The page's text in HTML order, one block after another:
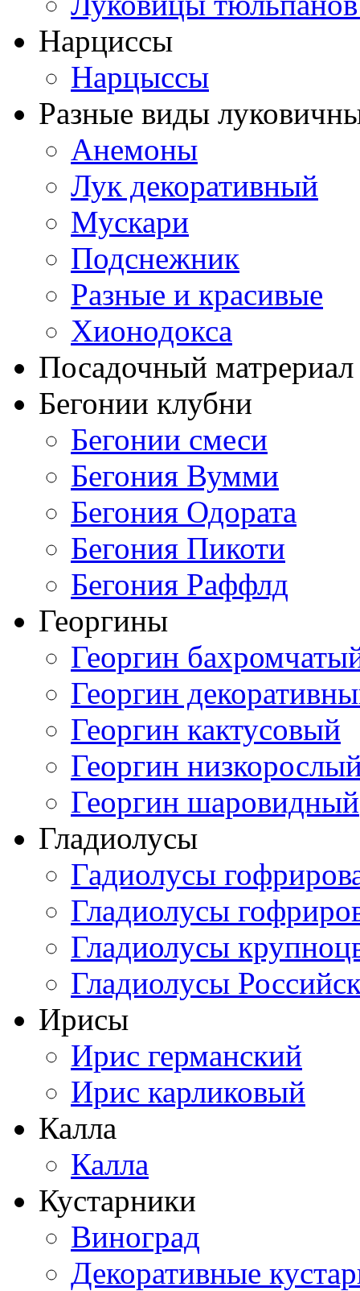
Нарциссы
Нарцыссы
Разные виды
Анемоны
Лук декоративный
Мускари
Подснежник
Разные и красивые
Хионодокса
Посадочный матрериал
Бегонии клубни
Бегонии смеси
Бегония Вумми
Бегония Одората
Бегония Пикоти
Бегония Раффлд
Георгины
Георгин
Георгин
Георгин кактусовый
Георгин
Георгин шаровидный
Гладиолусы
Гадиолусы
Гладиолусы
Гладиолусы
Гладиолусы
Ирисы
Ирис германский
Ирис карликовый
Калла
Калла
Кустарники
Виноград
Декоративные